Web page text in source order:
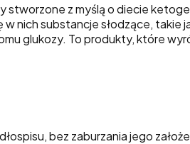
stworzone z myślą o diecie
nich substancje słodzące, takie
glukozy. To produkty, które
bez zaburzania jego